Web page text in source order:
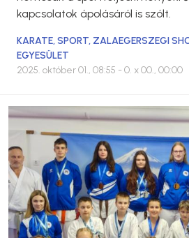
kapcsolatok ápolásáról is szólt.
KARATE,SPORT, ZALAEGERSZEGI
EGYESÜLET
2025. október 01., 08:55 - 0. x 00., 00:00